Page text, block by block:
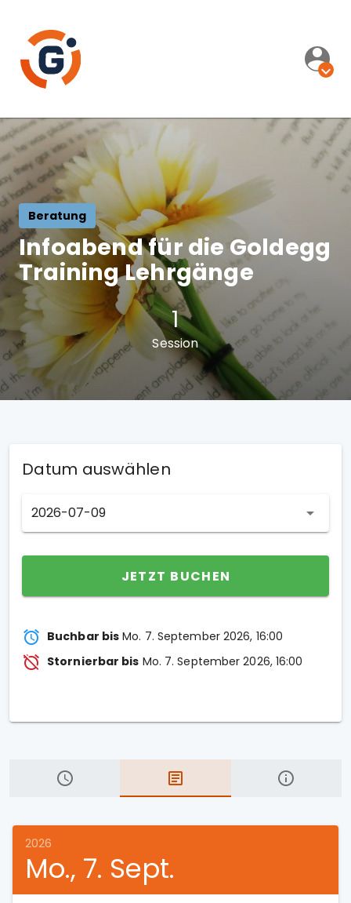
Beratung
Infoabend für die Goldegg
Training Lehrgänge
1
Session
Datum auswählen
2026-07-09
JETZT BUCHEN
Buchbar bis Mo. 7. September 2026, 16:00
Stornierbar bis Mo. 7. September 2026, 16:00
2026
Mo., 7. Sept.